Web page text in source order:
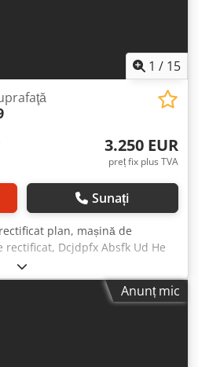
1 / 15
3.250 EUR
preț fix plus TVA
Sunați
plan, mașină de
Dcjdpfx Absfk Ud He
x 200 mm - Axă X: 650 mm -
maximă între
de rectificat: Ø 150/max. 200 mm
Anunț mic